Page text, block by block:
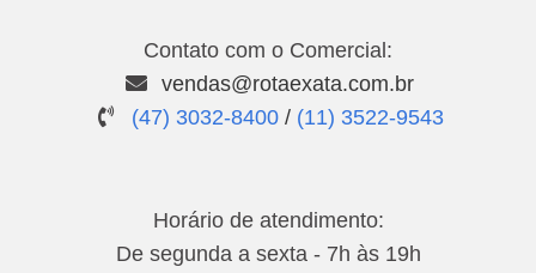
Contato com o Comercial:
vendas@rotaexata.com.br
(47) 3032-8400 / (11) 3522-9543
Horário de atendimento:
De segunda a sexta - 7h às 19h